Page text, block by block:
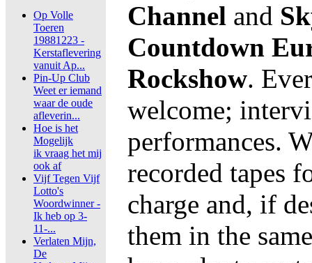
Op Volle
Toeren
19881223 -
Kerstaflevering
vanuit Ap...
Pin-Up Club
Weet er iemand
waar de oude
afleverin...
Hoe is het
Mogelijk
ik vraag het mij
ook af
Vijf Tegen Vijf
Lotto's
Woordwinner -
Ik heb op 3-
11-...
Verlaten Mijn,
De
Channel and
Countdown
Rockshow.
welcome;
performances.
recorded tapes
charge and, if
them in the